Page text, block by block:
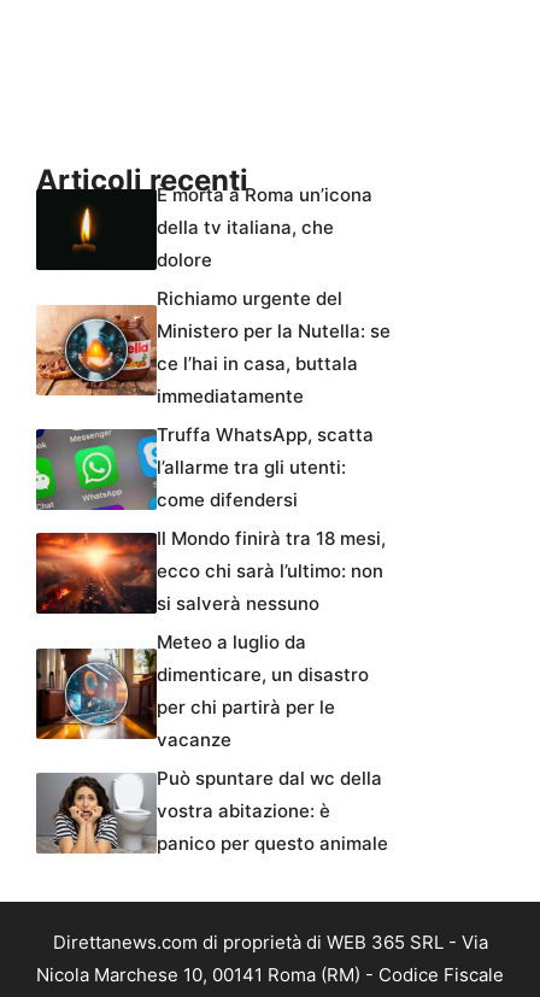
Articoli recentiÈ morta a Roma un’icona
della tv italiana, che
dolore
Richiamo urgente del
Ministero per la Nutella: se
ce l’hai in casa, buttala
immediatamente
Truffa WhatsApp, scatta
l’allarme tra gli utenti:
come difendersi
Il Mondo finirà tra 18 mesi,
ecco chi sarà l’ultimo: non
si salverà nessuno
Meteo a luglio da
dimenticare, un disastro
per chi partirà per le
vacanze
Può spuntare dal wc della
vostra abitazione: è
panico per questo animale
Direttanews.com di proprietà di WEB 365 SRL - Via
Nicola Marchese 10, 00141 Roma (RM) - Codice Fiscale